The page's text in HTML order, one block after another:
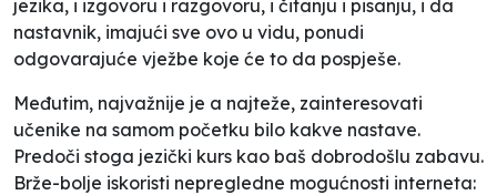
jezika, i izgovoru i razgovoru, i čitanju i pisanju, i da
nastavnik, imajući sve ovo u vidu, ponudi
odgovarajuće vježbe koje će to da pospješe.
Međutim, najvažnije je a najteže, zainteresovati
učenike na samom početku bilo kakve nastave.
Predoči stoga jezički kurs kao baš dobrodošlu zabavu.
Brže-bolje iskoristi nepregledne mogućnosti interneta: